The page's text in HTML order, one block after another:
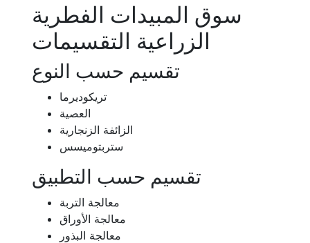
سوق المبيدات الفطرية
الزراعية التقسيمات
تقسيم حسب النوع
تريكوديرما
العصية
الزائفة الزنجارية
ستربتوميسس
تقسيم حسب التطبيق
معالجة التربة
معالجة الأوراق
معالجة البذور